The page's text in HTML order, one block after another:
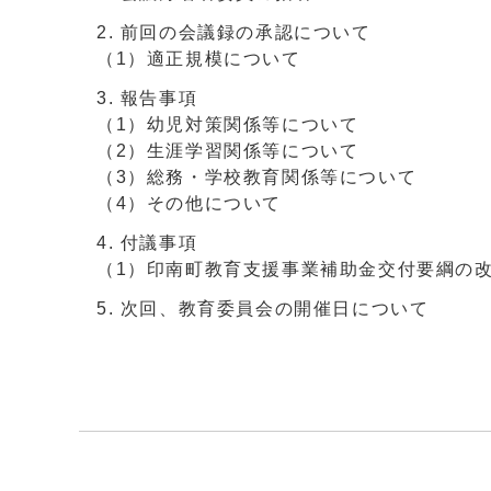
前回の会議録の承認について
（1）適正規模について
報告事項
（1）幼児対策関係等について
（2）生涯学習関係等について
（3）総務・学校教育関係等について
（4）その他について
付議事項
（1）印南町教育支援事業補助金交付要綱の
次回、教育委員会の開催日について